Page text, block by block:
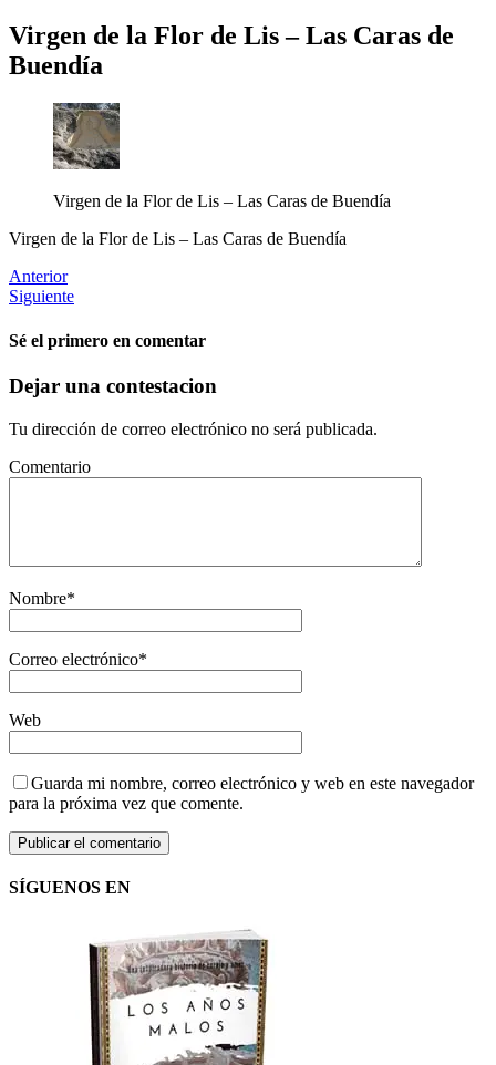
Virgen de la Flor de Lis – Las Caras de
Buendía
Virgen de la Flor de Lis – Las Caras de Buendía
Virgen de la Flor de Lis – Las Caras de Buendía
Anterior
Siguiente
Sé el primero en comentar
Dejar una contestacion
Tu dirección de correo electrónico no será publicada.
Comentario
Nombre*
Correo electrónico*
Web
Guarda mi nombre, correo electrónico y web en este navegador
para la próxima vez que comente.
SÍGUENOS EN